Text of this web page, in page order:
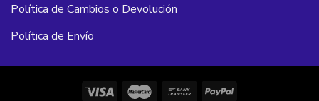
Política de Cambios o Devolución
Política de Envío